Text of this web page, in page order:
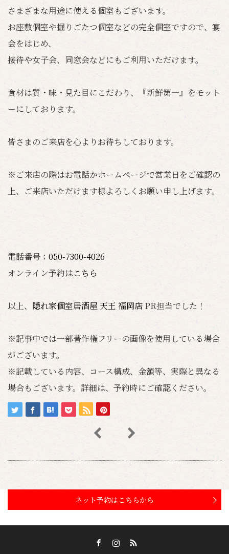
さまざまな用途に使える個室もございます。
お座敷個室や掘りごたつ個室などの完全個室ですので、宴
会をはじめ、
接待や女子会、同窓会などにもご利用いただけます。
食材は質・味・見た目にこだわり、『新鮮第一』をモット
ーにしております。
皆さまのご来店を心よりお待ちしております。
※ご来店の際はお電話かホームページで営業日をご確認の
上、ご来店いただけます様よろしくお願い申し上げます。
電話番号： 050-7300-4026
オンライン予約はこちら
以上、 隠れ家個室居酒屋 天王 福岡店 PR担当でした！
※記事中では一部著作権フリーの画像を使用している場合
がございます。
※記載している内容、コース構成、金額等、実際と異なる
場合もございます。詳細は、予約時にご確認ください。
ネット予約はこちらから